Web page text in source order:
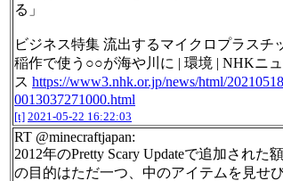
る」
ビジネス特集 流出するマイクロプラスチ
稲作で使う○○が海や川に | 環境 | NHKニ
ス https://www3.nhk.or.jp/news/html/
0013037271000.html
[t] 2021-05-22 16:22:03
RT @minecraftjapan:
2012年のPretty Scary Updateで追加された
の目的はただ一つ、中のアイテムを見せ